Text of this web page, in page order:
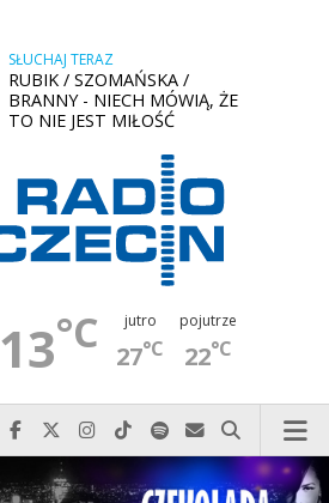
SŁUCHAJ TERAZ
RUBIK / SZOMAŃSKA /
BRANNY - NIECH MÓWIĄ, ŻE
TO NIE JEST MIŁOŚĆ
13°C jutro
27°C
pojutrze
22°C
Najlepiej po prostu do nas zadzwoń
Odwiedź nas na Facebook-u
Odwiedź nas na X
Odwiedź nas na Instagram-ie
Odwiedź nas na TikTok-u
Szukaj nas na Spotify
Wyślij do nas
Szukaj